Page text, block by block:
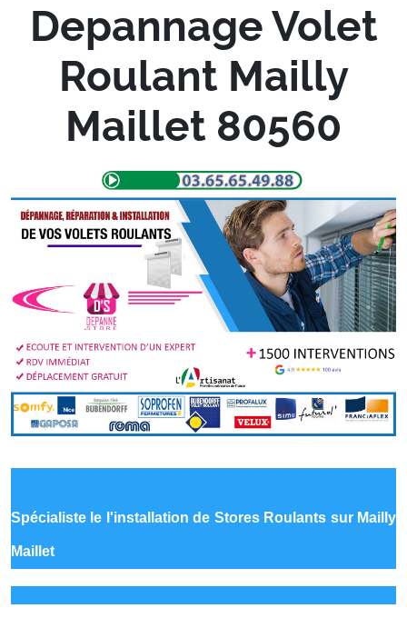
Depannage Volet
Roulant Mailly
Maillet 80560
Spécialiste le l'installation de Stores Roulants sur Mailly
Maillet